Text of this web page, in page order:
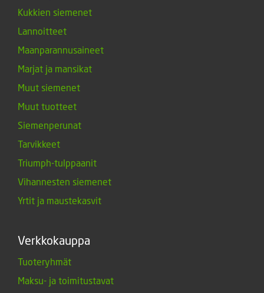
Kukkien siemenet
Lannoitteet
Maanparannusaineet
Marjat ja mansikat
Muut siemenet
Muut tuotteet
Siemenperunat
Tarvikkeet
Triumph-tulppaanit
Vihannesten siemenet
Yrtit ja maustekasvit
Verkkokauppa
Tuoteryhmät
Maksu- ja toimitustavat